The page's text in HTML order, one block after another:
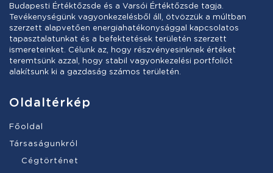
Budapesti Értéktőzsde és a Varsói Értéktőzsde tagja.
Tevékenységünk vagyonkezelésből áll, ötvözzük a múltban
szerzett alapvetően energiahatékonysággal kapcsolatos
tapasztalatunkat és a befektetések területén szerzett
ismereteinket. Célunk az, hogy részvényesinknek értéket
teremtsünk azzal, hogy stabil vagyonkezelési portfoliót
alakítsunk ki a gazdaság számos területén.
Oldaltérkép
Főoldal
Társaságunkról
Cégtörténet